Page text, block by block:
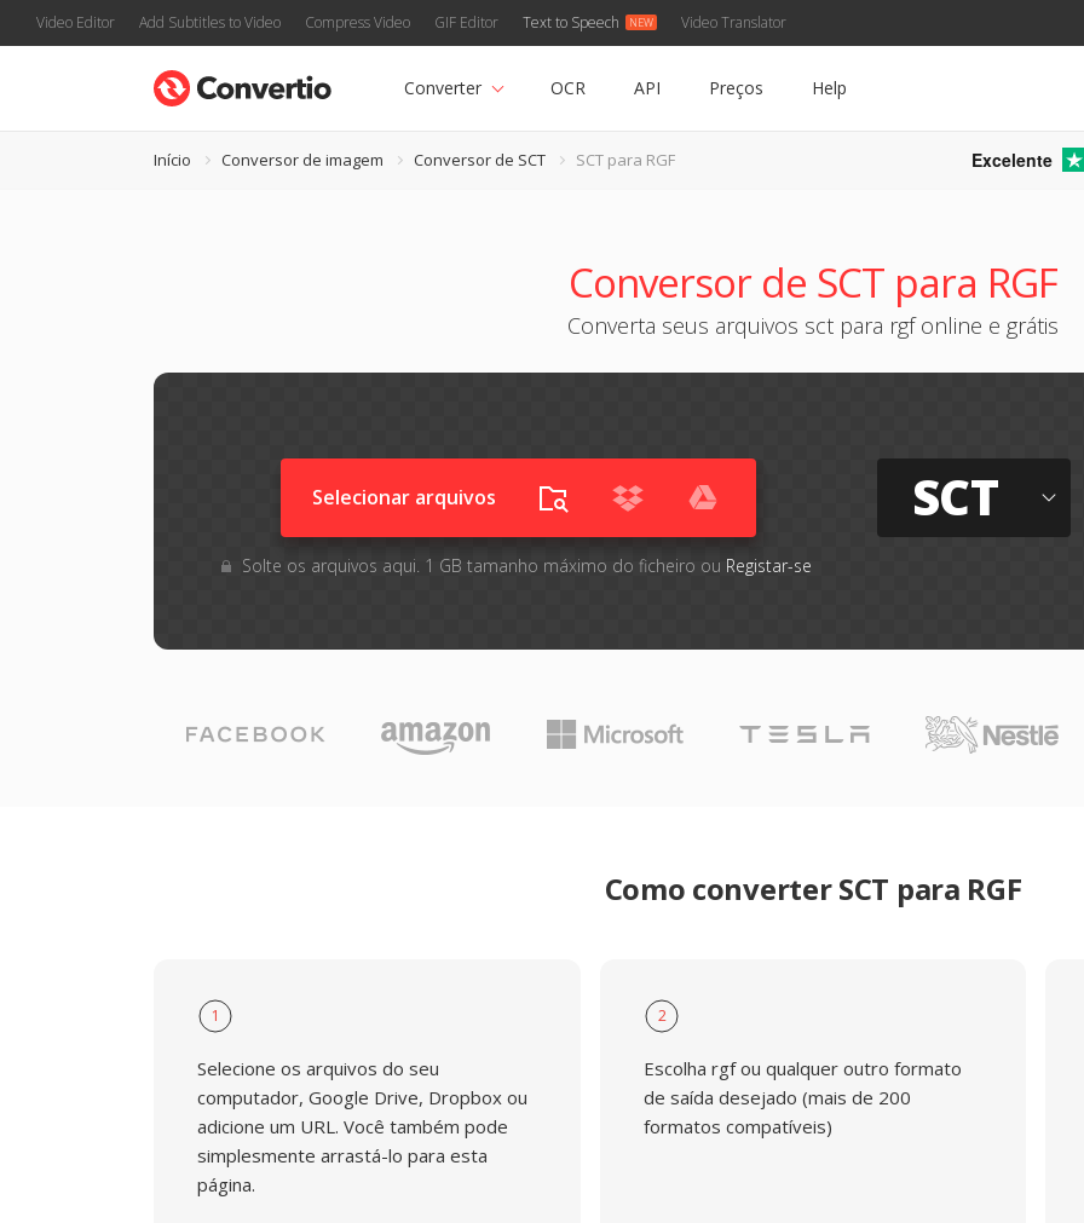
Video Editor Add Subtitles to Video Compress Video GIF Editor Text to Speech Video Translator
Converter OCR API Preços Help
Início Conversor de imagem Conversor de SCT SCT para RGF Excelente
Conversor de SCT para RGF
Converta seus arquivos sct para rgf online e grátis
Selecionar arquivos
Solte os arquivos aqui. 1 GB tamanho máximo do ficheiro ou Registar-se
SCT
Como converter SCT para RGF
1
Selecione os arquivos do seu
computador, Google Drive, Dropbox ou
adicione um URL. Você também pode
simplesmente arrastá-lo para esta
página.
2
Escolha rgf ou qualquer outro formato
de saída desejado (mais de 200
formatos compatíveis)